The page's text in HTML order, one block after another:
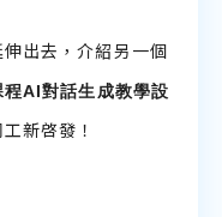
出去，介紹另一個
程AI對話生成教學設
新啓發！